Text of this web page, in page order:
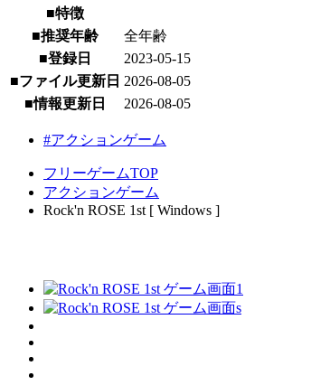
■特徴
■推奨年齢
全年齢
■登録日
2023-05-15
■ファイル更新日 2026-08-05
■情報更新日
2026-08-05
#アクションゲーム
フリーゲームTOP
アクションゲーム
Rock'n ROSE 1st [ Windows ]